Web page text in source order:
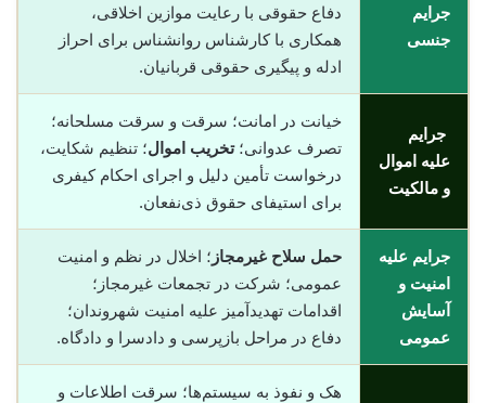
جرایم
جنسی
دفاع حقوقی با رعایت موازین اخلاقی،
همکاری با کارشناس روانشناس برای احراز
ادله و پیگیری حقوقی قربانیان.
جرایم
علیه اموال
و مالکیت
خیانت در امانت؛ سرقت و سرقت مسلحانه؛
تصرف عدوانی؛تخریب اموال؛ تنظیم شکایت،
درخواست تأمین دلیل و اجرای احکام کیفری
برای استیفای حقوق ذی‌نفعان.
جرایم علیه
امنیت و
آسایش
عمومی
حمل سلاح غیرمجاز ؛ اخلال در نظم و امنیت
عمومی؛ شرکت در تجمعات غیرمجاز؛
اقدامات تهدیدآمیز علیه امنیت شهروندان؛
دفاع در مراحل بازپرسی و دادسرا و دادگاه.
هک و نفوذ به سیستم‌ها؛ سرقت اطلاعات و